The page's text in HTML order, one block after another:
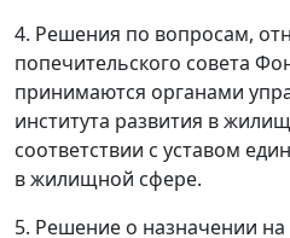
4. Решения по вопросам,
попечительского совета
принимаются органами
института развития в
соответствии с уставом
в жилищной сфере.
5. Решение о назначении